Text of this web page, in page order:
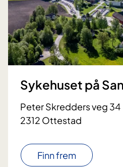
Sykehuset på
Peter Skredders veg 34
2312 Ottestad
Finn frem